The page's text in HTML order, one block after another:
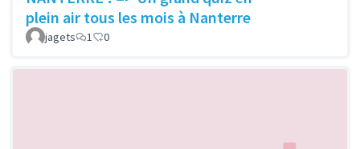
plein air tous les mois à Nanterre
jagets 1 0